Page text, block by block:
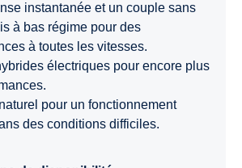
instantanée et un couple sans
à bas régime pour des
à toutes les vitesses.
électriques pour encore plus
pour un fonctionnement
des conditions difficiles.